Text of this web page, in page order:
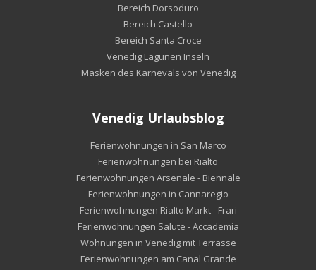
Bereich Dorsoduro
Bereich Castello
Bereich Santa Croce
Venedig Lagunen Inseln
Masken des Karnevals von Venedig
Venedig Urlaubsblog
Ferienwohnungen in San Marco
Ferienwohnungen bei Rialto
Ferienwohnungen Arsenale - Biennale
Ferienwohnungen in Cannaregio
Ferienwohnungen Rialto Markt - Frari
Ferienwohnungen Salute - Accademia
Wohnungen in Venedig mit Terrasse
Ferienwohnungen am Canal Grande